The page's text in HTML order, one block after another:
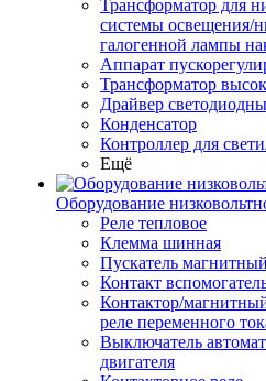
Трансформатор для
системы освещения/
галогенной лампы
Аппарат
Трансформатор
Драйвер
Конденсатор
Контроллер для
Ещё
Оборудование
Реле тепловое
Клемма шинная
Пускатель
Контакт
Контактор/
реле переменного
Выключатель
двигателя